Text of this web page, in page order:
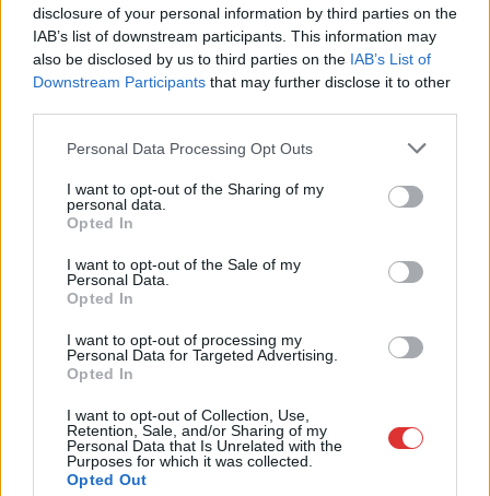
disclosure of your personal information by third parties on the
IAB’s list of downstream participants. This information may
also be disclosed by us to third parties on the IAB’s List of
Downstream Participants that may further disclose it to other
Please note that this website/app uses one or more Google
not limited to your visit or usage behaviour. You may click to
grant or deny consent to Google and its third-party tags to
use your data for below specified purposes in below Google
consent section.
Personal Data Processing Opt Outs
I want to opt-out of the Sharing of my
personal data.
Opted In
I want to opt-out of the Sale of my
Personal Data.
Opted In
I want to opt-out of processing my
Personal Data for Targeted Advertising.
Opted In
I want to opt-out of Collection, Use,
Retention, Sale, and/or Sharing of my
Personal Data that Is Unrelated with the
Purposes for which it was collected.
Opted Out
jól a karácsony.
TOVÁBB OLVASOM
Szolnok 24 emeletes,Karácsony,kedd,kigyulladt,lakástűz,lámpa
Szolnok TŰZOLTÓK
Lakástűzben halt meg egy idős férfi Mezőtúron
2025.11.28.
Egy ember életét
házban a Puskin
katasztrófavédelem
péntek reggel. A 110
négyzetméteres vályogházban a lángok mintegy 60